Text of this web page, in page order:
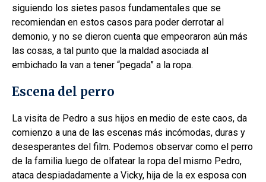
siguiendo los sietes pasos fundamentales que se
recomiendan en estos casos para poder derrotar al
demonio, y no se dieron cuenta que empeoraron aún más
las cosas, a tal punto que la maldad asociada al
embichado la van a tener “pegada” a la ropa.
Escena del perro
La visita de Pedro a sus hijos en medio de este caos, da
comienzo a una de las escenas más incómodas, duras y
desesperantes del film. Podemos observar como el perro
de la familia luego de olfatear la ropa del mismo Pedro,
ataca despiadadamente a Vicky, hija de la ex esposa con